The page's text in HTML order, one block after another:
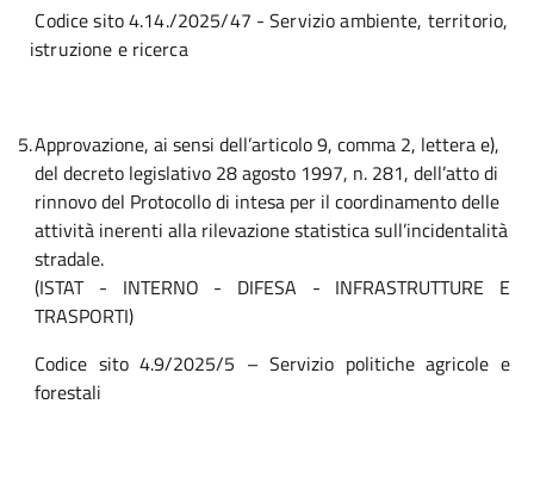
Codice sito 4.14./2025/47 - Servizio ambiente, territorio,
istruzione e ricerca
5.Approvazione, ai sensi dell’articolo 9, comma 2, lettera e),
del decreto legislativo 28 agosto 1997, n. 281, dell’atto di
rinnovo del Protocollo di intesa per il coordinamento delle
attività inerenti alla rilevazione statistica sull’incidentalità
stradale.
(ISTAT - INTERNO - DIFESA - INFRASTRUTTURE E
TRASPORTI)
Codice sito 4.9/2025/5 – Servizio politiche agricole e
forestali